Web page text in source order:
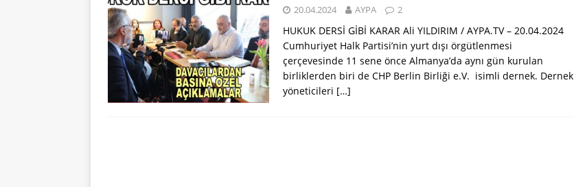
20.04.2024 AYPA 2
HUKUK DERSİ GİBİ KARAR Ali YILDIRIM / AYPA.TV – 20.04.2024
Cumhuriyet Halk Partisi’nin yurt dışı örgütlenmesi
çerçevesinde 11 sene önce Almanya’da aynı gün kurulan
birliklerden biri de CHP Berlin Birliği e.V. isimli dernek. Dernek
yöneticileri […]